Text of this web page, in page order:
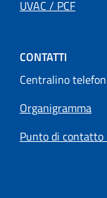
UVAC / PCF
CONTATTI
Centralino
Organigramma
Punto di contatto